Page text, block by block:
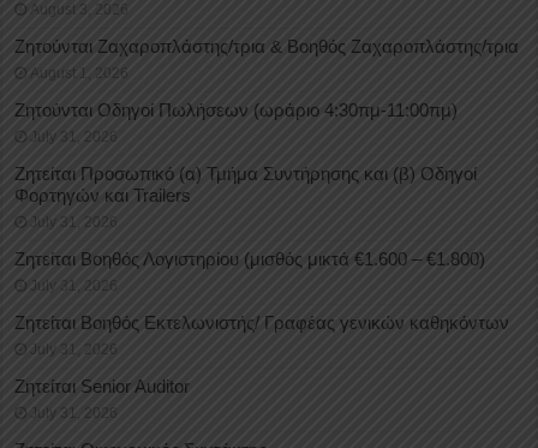
August 3, 2026
Ζητούνται Ζαχαροπλάστης/τρια & Βοηθός Ζαχαροπλάστης/τρια
August 1, 2026
Ζητούνται Οδηγοί Πωλήσεων (ωράριο 4:30πμ-11:00πμ)
July 31, 2026
Ζητείται Προσωπικό (α) Τμήμα Συντήρησης και (β) Οδηγοί
Φορτηγών και Trailers
July 31, 2026
Ζητείται Βοηθός Λογιστηρίου (μισθός μικτά €1.600 – €1.800)
July 31, 2026
Ζητείται Βοηθός Εκτελωνιστής/ Γραφέας γενικών καθηκόντων
July 31, 2026
Ζητείται Senior Auditor
July 31, 2026